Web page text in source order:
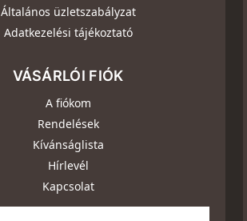
Általános üzletszabályzat
Adatkezelési tájékoztató
VÁSÁRLÓI FIÓK
A fiókom
Rendelések
Kívánságlista
Hírlevél
Kapcsolat